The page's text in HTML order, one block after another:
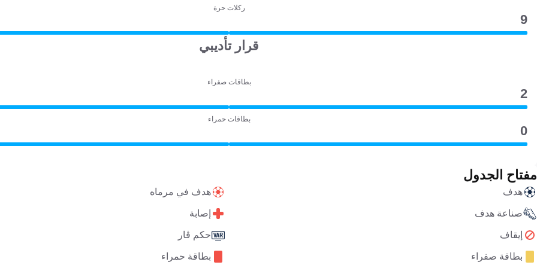
ركلات حرة
9
قرار تأديبي
بطاقات صفراء
2
بطاقات حمراء
0
مفتاح الجدول
هدف هدف في مرماه
صناعة هدف إصابة
إيقاف حكم ڤار
بطاقة صفراء بطاقة حمراء